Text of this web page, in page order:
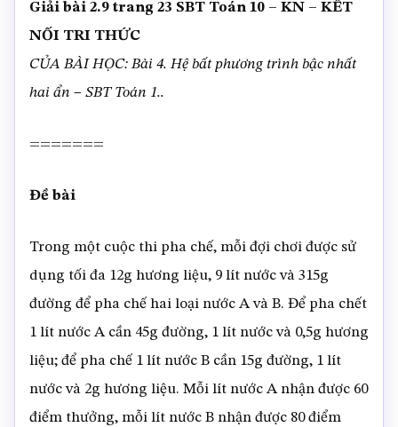
Giải bài 2.9 trang 23 SBT Toán 10 – KN – KẾT
NỐI TRI THỨC
CỦA BÀI HỌC: Bài 4. Hệ bất phương trình bậc nhất
hai ẩn – SBT Toán 1..
=======
Đề bài
Trong một cuộc thi pha chế, mỗi đợi chơi được sử
dụng tối đa 12g hương liệu, 9 lít nước và 315g
đường để pha chế hai loại nước A và B. Để pha chết
1 lít nước A cần 45g đường, 1 lít nước và 0,5g hương
liệu; để pha chế 1 lít nước B cần 15g đường, 1 lít
nước và 2g hương liệu. Mỗi lít nước A nhận được 60
điểm thưởng, mỗi lít nước B nhận được 80 điểm